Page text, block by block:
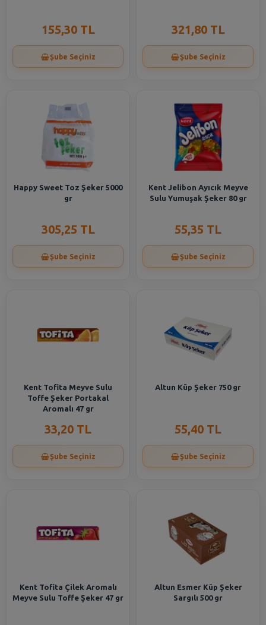
155,30 TL
Şube Seçiniz
321,80 TL
Şube Seçiniz
Happy Sweet Toz Şeker 5000
gr
305,25 TL
Şube Seçiniz
Kent Jelibon Ayıcık Meyve
Sulu Yumuşak Şeker 80 gr
55,35 TL
Şube Seçiniz
Kent Tofita Meyve Sulu
Toffe Şeker Portakal
Aromalı 47 gr
33,20 TL
Şube Seçiniz
Altun Küp Şeker 750 gr
55,40 TL
Şube Seçiniz
Kent Tofita Çilek Aromalı
Meyve Sulu Toffe Şeker 47 gr
Altun Esmer Küp Şeker
Sargılı 500 gr